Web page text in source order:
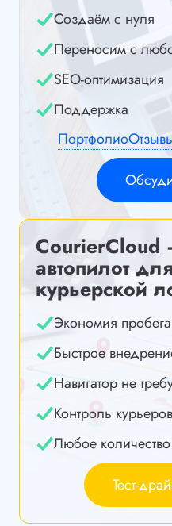
Создаём с нуля
Переносим с
SEO-оптимизация
Поддержка
Портфолио
CourierCloud
автопилот для
курьерской
Экономия
Быстрое
Навигатор не
Контроль курьеров
Любое
Тест-